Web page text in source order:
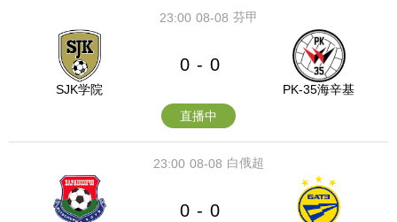
08-08
23:00 芬甲
SJK学院
0 - 0
PK-35海辛基
直播中
08-08
23:00 白俄超
0 - 0